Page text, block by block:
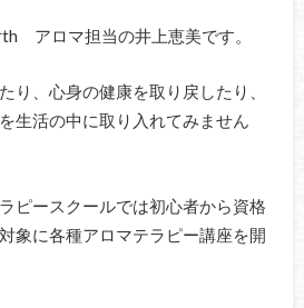
アロマ担当の井上恵美です。
り、心身の健康を取り戻したり、
生活の中に取り入れてみません
ピースクールでは初心者から資格
象に各種アロマテラピー講座を開